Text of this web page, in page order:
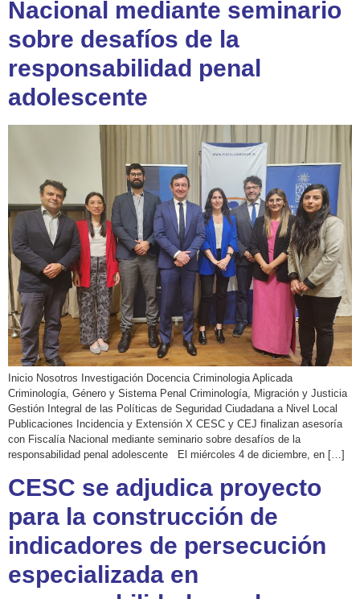
Nacional mediante seminario
sobre desafíos de la
responsabilidad penal
adolescente
Inicio Nosotros Investigación Docencia Criminologia Aplicada
Criminología, Género y Sistema Penal Criminología, Migración y Justicia
Gestión Integral de las Políticas de Seguridad Ciudadana a Nivel Local
Publicaciones Incidencia y Extensión X CESC y CEJ finalizan asesoría
con Fiscalía Nacional mediante seminario sobre desafíos de la
responsabilidad penal adolescente El miércoles 4 de diciembre, en […]
CESC se adjudica proyecto
para la construcción de
indicadores de persecución
especializada en